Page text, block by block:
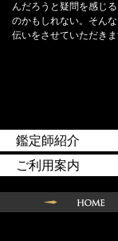
んだろうと疑問を感じ
のかもしれない。そん
伝いをさせていただきま
鑑定師紹介
ご利用案内